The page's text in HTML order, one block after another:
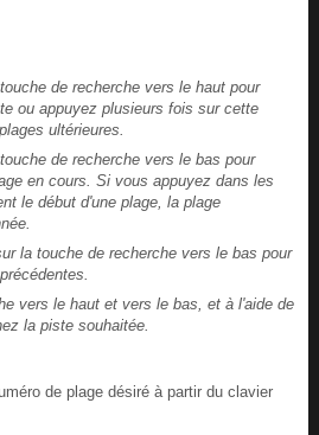
de recherche vers le haut pour
ou appuyez plusieurs fois sur cette
ultérieures.
de recherche vers le bas pour
en cours. Si vous appuyez dans les
le début d'une plage, la plage
la touche de recherche vers le bas pour
vers le haut et vers le bas, et à l'aide de
la piste souhaitée.
de plage désiré à partir du clavier